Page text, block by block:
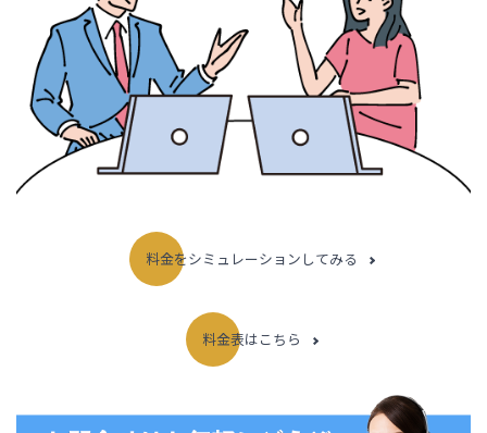
料金をシミュレーションしてみる
料金表はこちら